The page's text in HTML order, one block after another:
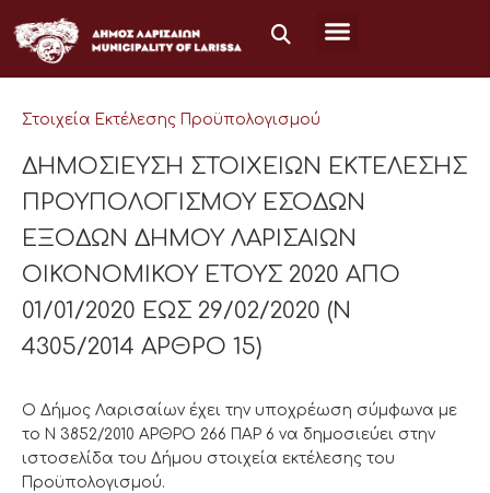
στο
περιεχόμενο
Στοιχεία Εκτέλεσης Προϋπολογισμού
ΔΗΜΟΣΙΕΥΣΗ ΣΤΟΙΧΕΙΩΝ ΕΚΤΕΛΕΣΗΣ
ΠΡΟΥΠΟΛΟΓΙΣΜΟΥ ΕΣΟΔΩΝ
ΕΞΟΔΩΝ ΔΗΜΟΥ ΛΑΡΙΣΑΙΩΝ
ΟΙΚΟΝΟΜΙΚΟΥ ΕΤΟΥΣ 2020 ΑΠΟ
01/01/2020 ΕΩΣ 29/02/2020 (Ν
4305/2014 ΑΡΘΡΟ 15)
Ο Δήμος Λαρισαίων έχει την υποχρέωση σύμφωνα με
το Ν 3852/2010 ΑΡΘΡΟ 266 ΠΑΡ 6 να δημοσιεύει στην
ιστοσελίδα του Δήμου στοιχεία εκτέλεσης του
Προϋπολογισμού.